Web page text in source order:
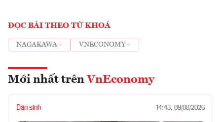
ĐỌC BÀI THEO TỪ KHOÁ
NAGAKAWA VNECONOMY
Mới nhất trên VnEconomy
Dân sinh 14:43, 09/08/2026